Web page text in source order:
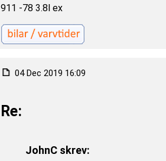
911 -78 3.8l ex
04 Dec 2019 16:09
Re:
JohnC skrev: